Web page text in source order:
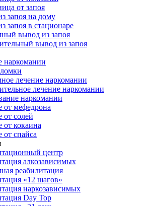
от запоя
запоя на дому
запоя в стационаре
вывод из запоя
вывод из запоя
наркомании
лечение наркомании
лечение наркомании
наркомании
от мефедрона
от солей
от кокаина
от спайса
центр
алкозависимых
реабилитация
«12 шагов»
наркозависимых
Day Top